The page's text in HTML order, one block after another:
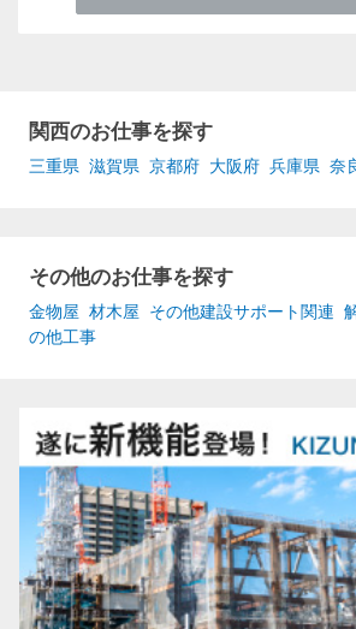
関西のお仕事を探す
三重県 滋賀県 京都府 大阪府 兵庫県 奈
その他のお仕事を探す
金物屋 材木屋 その他建設サポート関連
の他工事